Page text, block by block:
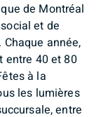
de Montréal
et de
année,
entre 40 et 80
à la
les lumières
entre